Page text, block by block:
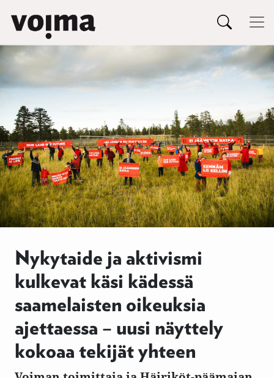
Siirry sisältöön
Päävalikko
Nykytaide ja aktivismi
kulkevat käsi kädessä
saamelaisten oikeuksia
ajettaessa – uusi näyttely
kokoaa tekijät yhteen